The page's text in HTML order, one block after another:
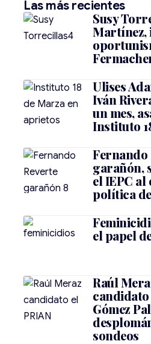
Las más recientes
Susy
Martínez,
Ulises
Iván
un mes,
Instituto
Fernando
garañón,
el IEPC
política
el papel
Raúl
candidato
Gómez
sondeos